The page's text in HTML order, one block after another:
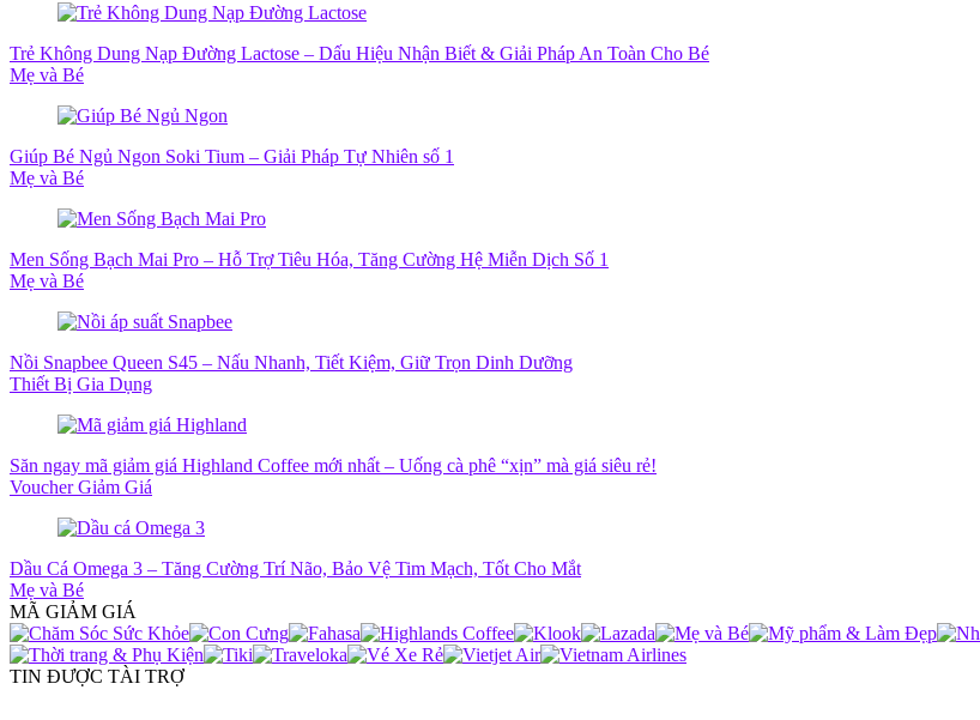
Trẻ Không Dung Nạp Đường Lactose – Dấu Hiệu Nhận Biết & Giải Pháp An Toàn Cho Bé
Mẹ và Bé
Giúp Bé Ngủ Ngon Soki Tium – Giải Pháp Tự Nhiên số 1
Mẹ và Bé
Men Sống Bạch Mai Pro – Hỗ Trợ Tiêu Hóa, Tăng Cường Hệ Miễn Dịch Số 1
Mẹ và Bé
Nồi Snapbee Queen S45 – Nấu Nhanh, Tiết Kiệm, Giữ Trọn Dinh Dưỡng
Thiết Bị Gia Dụng
Săn ngay mã giảm giá Highland Coffee mới nhất – Uống cà phê “xịn” mà giá siêu rẻ!
Voucher Giảm Giá
Dầu Cá Omega 3 – Tăng Cường Trí Não, Bảo Vệ Tim Mạch, Tốt Cho Mắt
Mẹ và Bé
MÃ GIẢM GIÁ
TIN ĐƯỢC TÀI TRỢ